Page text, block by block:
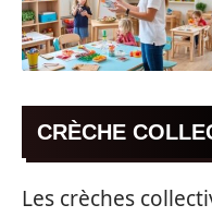
CRÈCHE
Les crèches